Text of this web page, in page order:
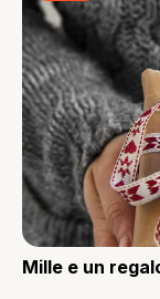
Mille e un